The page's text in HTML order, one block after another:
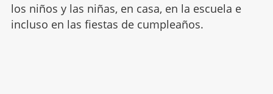
los niños y las niñas, en casa, en la escuela e
incluso en las fiestas de cumpleaños.